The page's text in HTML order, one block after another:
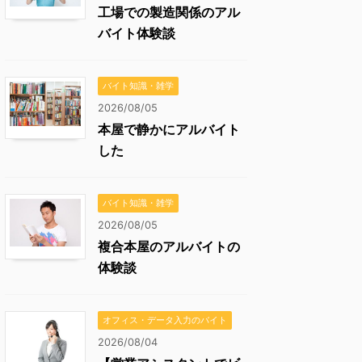
工場での製造関係のアル
バイト体験談
バイト知識・雑学
2026/08/05
本屋で静かにアルバイト
した
バイト知識・雑学
2026/08/05
複合本屋のアルバイトの
体験談
オフィス・データ入力のバイト
2026/08/04